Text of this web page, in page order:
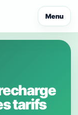
Menu
tarifs